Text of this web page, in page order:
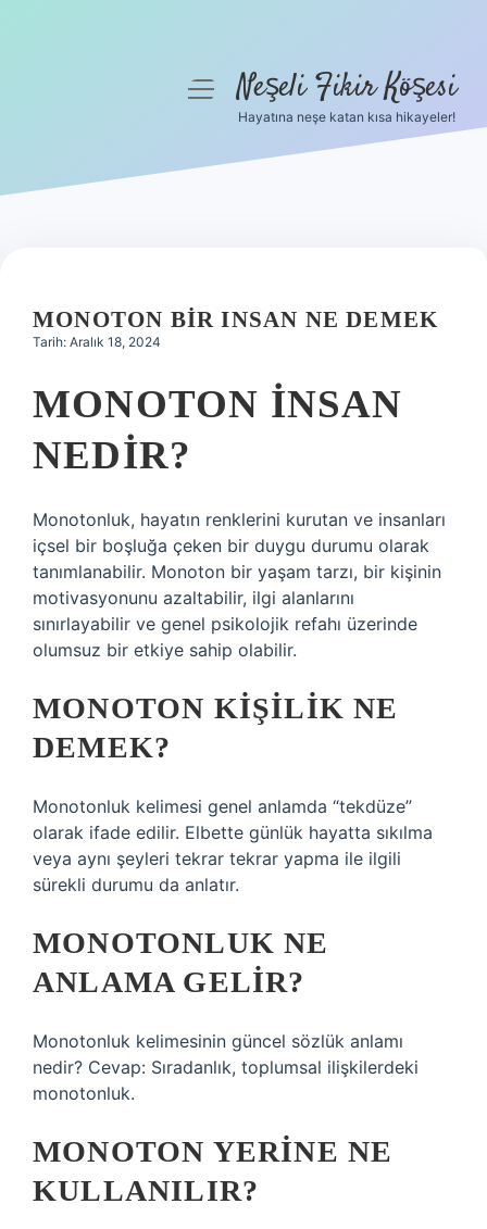
Hakkımızda
menüyüNeşeli Fikir Köşesi
Hayatına neşe katan kısa hikayeler!
MONOTON BIR INSAN NE DEMEK
Tarih: Aralık 18, 2024
MONOTON INSAN
NEDIR?
Monotonluk, hayatın renklerini kurutan ve insanları
içsel bir boşluğa çeken bir duygu durumu olarak
tanımlanabilir. Monoton bir yaşam tarzı, bir kişinin
motivasyonunu azaltabilir, ilgi alanlarını
sınırlayabilir ve genel psikolojik refahı üzerinde
olumsuz bir etkiye sahip olabilir.
MONOTON KIŞILIK NE
DEMEK?
Monotonluk kelimesi genel anlamda “tekdüze”
olarak ifade edilir. Elbette günlük hayatta sıkılma
veya aynı şeyleri tekrar tekrar yapma ile ilgili
sürekli durumu da anlatır.
MONOTONLUK NE
ANLAMA GELIR?
Monotonluk kelimesinin güncel sözlük anlamı
nedir? Cevap: Sıradanlık, toplumsal ilişkilerdeki
monotonluk.
MONOTON YERINE NE
KULLANILIR?